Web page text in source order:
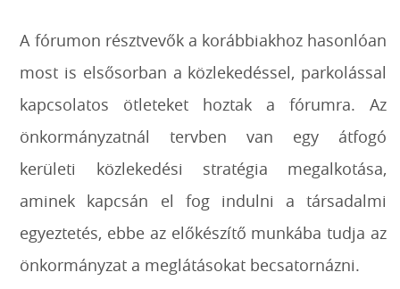
A fórumon résztvevők a korábbiakhoz hasonlóan
most is elsősorban a közlekedéssel, parkolással
kapcsolatos ötleteket hoztak a fórumra. Az
önkormányzatnál tervben van egy átfogó
kerületi közlekedési stratégia megalkotása,
aminek kapcsán el fog indulni a társadalmi
egyeztetés, ebbe az előkészítő munkába tudja az
önkormányzat a meglátásokat becsatornázni.